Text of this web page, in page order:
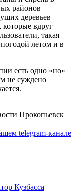
районов
деревьев
которые вдруг
такая
летом и в
есть одно «но»
не суждено
Прокопьевск
telegram-канале